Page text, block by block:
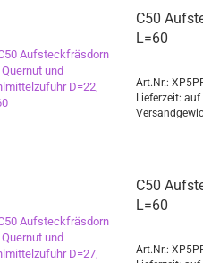
C50
L=60
Art.Nr.:
Lieferzeit:
C50
L=60
Art.Nr.: